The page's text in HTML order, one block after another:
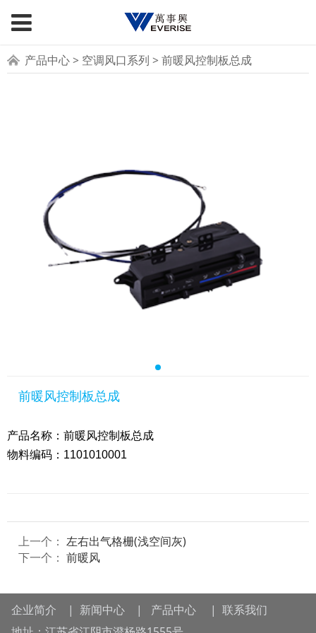
前暖风控制板总成
产品中心> 空调风口系列 > 前暖风控制板总成
前暖风控制板总成
产品名称：前暖风控制板总成
物料编码：1101010001
上一个： 左右出气格栅(浅空间灰)
下一个： 前暖风
企业简介 | 新闻中心 | 产品中心 | 联系我们